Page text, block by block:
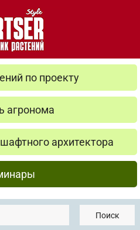
по проекту
агронома
архитектора
Поиск